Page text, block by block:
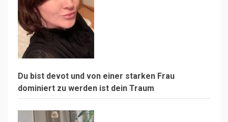
Du bist devot und von einer starken Frau
dominiert zu werden ist dein Traum